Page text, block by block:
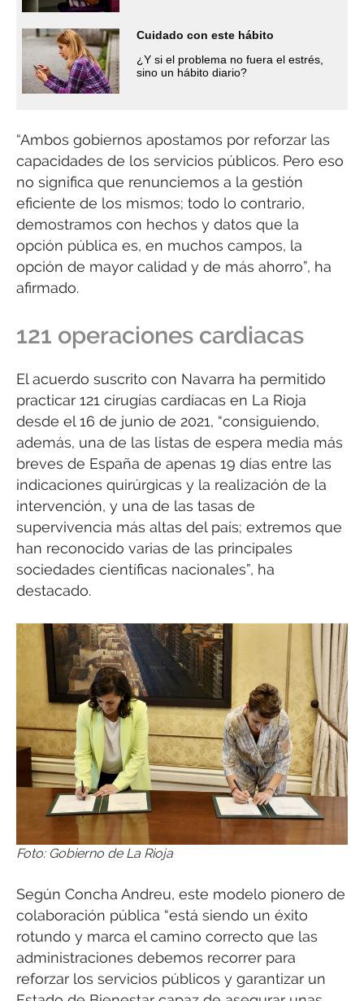
Cuidado con este hábito
¿Y si el problema no fuera el estrés,
sino un hábito diario?
“Ambos gobiernos apostamos por reforzar las
capacidades de los servicios públicos. Pero eso
no significa que renunciemos a la gestión
eficiente de los mismos; todo lo contrario,
demostramos con hechos y datos que la
opción pública es, en muchos campos, la
opción de mayor calidad y de más ahorro”, ha
afirmado.
121 operaciones cardiacas
El acuerdo suscrito con Navarra ha permitido
practicar 121 cirugías cardíacas en La Rioja
desde el 16 de junio de 2021, “consiguiendo,
además, una de las listas de espera media más
breves de España de apenas 19 días entre las
indicaciones quirúrgicas y la realización de la
intervención, y una de las tasas de
supervivencia más altas del país; extremos que
han reconocido varias de las principales
sociedades científicas nacionales”, ha
destacado.
Foto: Gobierno de La Rioja
Según Concha Andreu, este modelo pionero de
colaboración pública “está siendo un éxito
rotundo y marca el camino correcto que las
administraciones debemos recorrer para
reforzar los servicios públicos y garantizar un